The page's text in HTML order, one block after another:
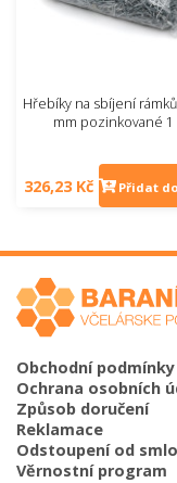
Hřebíky na sbíjení
mm pozinkované 1
326,23 Kč Přidat
Obchodní podmínky
Ochrana osobních
Způsob doručení
Reklamace
Odstoupení od
Věrnostní program